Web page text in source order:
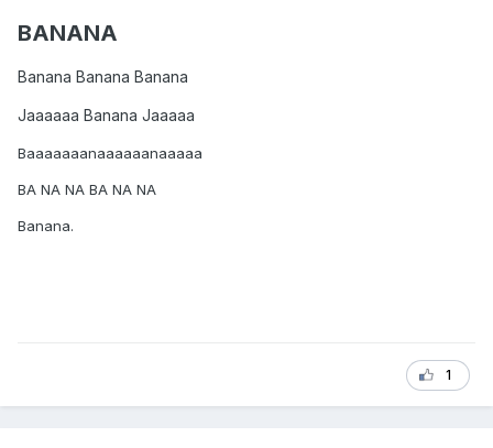
BANANA
Banana Banana Banana
Jaaaaaa Banana Jaaaaa
Baaaaaaanaaaaaanaaaaa
BA NA NA BA NA NA
Banana.
1